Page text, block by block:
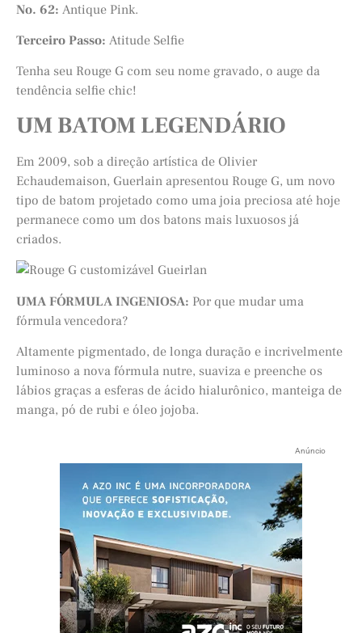
No. 62: Antique Pink.
Terceiro Passo: Atitude Selfie
Tenha seu Rouge G com seu nome gravado, o auge da
tendência selfie chic!
UM BATOM LEGENDÁRIO
Em 2009, sob a direção artística de Olivier
Echaudemaison, Guerlain apresentou Rouge G, um novo
tipo de batom projetado como uma joia preciosa até hoje
permanece como um dos batons mais luxuosos já
criados.
UMA FÓRMULA INGENIOSA: Por que mudar uma
fórmula vencedora?
Altamente pigmentado, de longa duração e incrivelmente
luminoso a nova fórmula nutre, suaviza e preenche os
lábios graças a esferas de ácido hialurônico, manteiga de
manga, pó de rubi e óleo jojoba.
Anúncio